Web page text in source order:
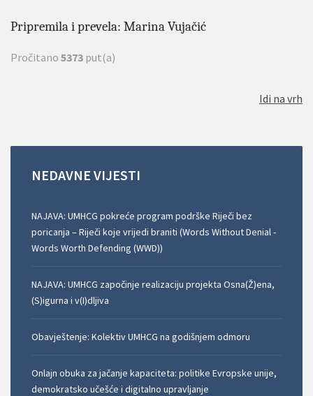
Pripremila i prevela: Marina Vujačić
Pročitano 5373 put(a)
Idi na vrh
NEDAVNE VIJESTI
NAJAVA: UMHCG pokreće program podrške Riječi bez
poricanja – Riječi koje vrijedi braniti (Words Without Denial -
Words Worth Defending (WWD))
NAJAVA: UMHCG započinje realizaciju projekta Osna(Ž)ena,
(S)igurna i v(I)dljiva
Obavještenje: Kolektiv UMHCG na godišnjem odmoru
Onlajn obuka za jačanje kapaciteta: politike Evropske unije,
demokratsko učešće i digitalno upravljanje